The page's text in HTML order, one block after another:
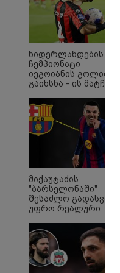
ნიდერლანდების
ჩემპიონატი
იეგოიანის გოლით
გაიხსნა - ის მატჩის
მიქაუტაძის
"ბარსელონაში"
შესაძლო გადასვლა
უფრო რეალური
ქართველი
კატალონიელთა
მთავარ მწვრთნელს